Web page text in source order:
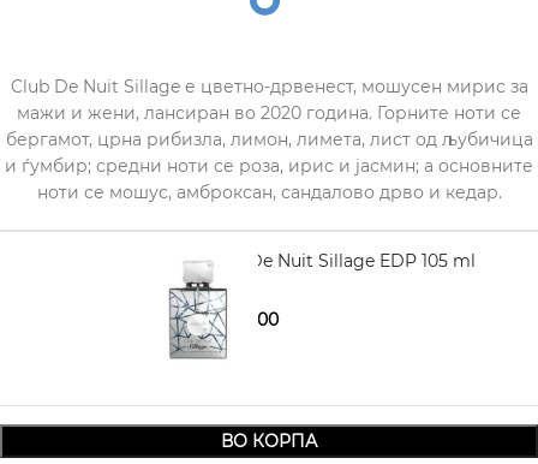
Club De Nuit Sillage е цветно-дрвенест, мошусен мирис за
мажи и жени, лансиран во 2020 година. Горните ноти се
бергамот, црна рибизла, лимон, лимета, лист од љубичица
и ѓумбир; средни ноти се роза, ирис и јасмин; а основните
ноти се мошус, амброксан, сандалово дрво и кедар.
ARMAF Club De Nuit Sillage EDP 105 ml
3.240,002.590,00
ВО КОРПА